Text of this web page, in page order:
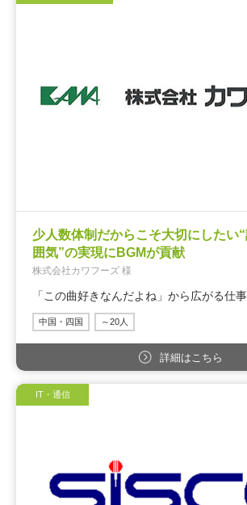
少人数体制だからこそ大切にしたい
囲気”の実現にBGMが貢献
株式会社カワフーズ 様
「この曲好きなんだよね」から広がる仕
中国・四国 ～20人
詳細はこちら
IT・通信